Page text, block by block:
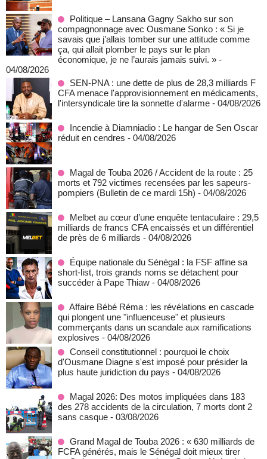
Politique – Lansana Gagny Sakho sur son
compagnonnage avec Ousmane Sonko : « Si je
savais que j’allais tomber sur une attitude comme
ça, qui allait plomber le pays sur le plan
économique, je ne l’aurais jamais suivi. » -
04/08/2026
SEN-PNA : une dette de plus de 28,3 milliards F
CFA menace l'approvisionnement en médicaments,
l'intersyndicale tire la sonnette d'alarme - 04/08/2026
Incendie à Diamniadio : Le hangar de Sen Oscar
réduit en cendres - 04/08/2026
Magal de Touba 2026 / Accident de la route : 25
morts et 792 victimes recensées par les sapeurs-
pompiers (Bulletin de ce mardi 15h) - 04/08/2026
Melbet au cœur d’une enquête tentaculaire : 29,5
milliards de francs CFA encaissés et un différentiel
de près de 6 milliards - 04/08/2026
Équipe nationale du Sénégal : la FSF affine sa
short-list, trois grands noms se détachent pour
succéder à Pape Thiaw - 04/08/2026
Affaire Bébé Réma : les révélations en cascade
qui plongent une "influenceuse" et plusieurs
commerçants dans un scandale aux ramifications
explosives - 04/08/2026
Conseil constitutionnel : pourquoi le choix
d'Ousmane Diagne s'est imposé pour présider la
plus haute juridiction du pays - 04/08/2026
Magal 2026: Des motos impliquées dans 183
des 278 accidents de la circulation, 7 morts dont 2
sans casque - 03/08/2026
Grand Magal de Touba 2026 : « 630 milliards de
FCFA générés, mais le Sénégal doit mieux tirer